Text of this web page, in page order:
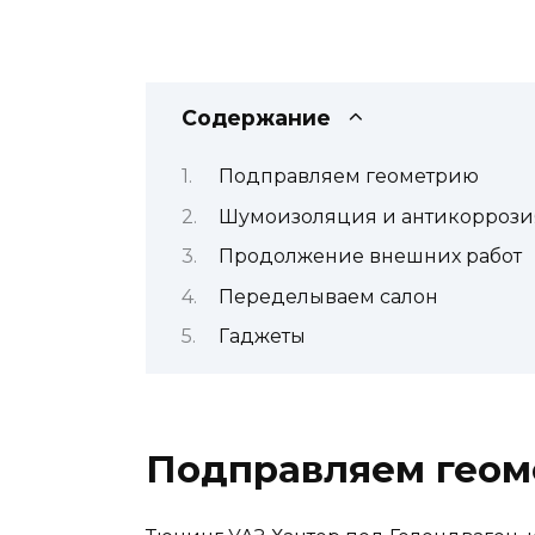
Содержание
Подправляем геометрию
Шумоизоляция и
Продолжение внешних работ
Переделываем салон
Гаджеты
Подправляем